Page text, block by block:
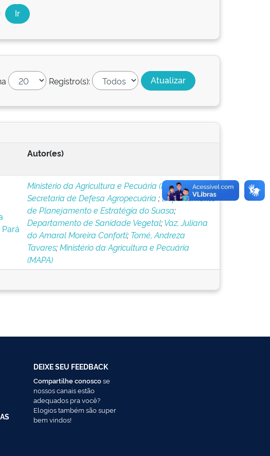
Registro(s):
Autor(es)
Ministério da Agricultura e Pecuária (MAPA) ;
Secretaria de Defesa Agropecuária ;Departamento
de Planejamento e Estratégia do Suasa;
Departamento de Sanidade Vegetal;Vaz, Juliana
do Amaral Moreira Conforti; Tomé, Andreza
Tavares;Ministério da Agricultura e Pecuária
(MAPA)
DEIXE SEU FEEDBACK
Compartilhe conoscose
nossos canais estão
adequados pra você?
Elogios também são super
bem vindos!